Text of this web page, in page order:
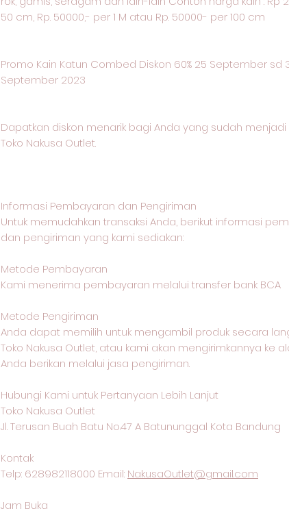
50 cm, Rp. 50000,- per 1 M atau Rp. 50000- per 100 cm
Promo Kain Katun Combed Diskon 60% 25 September sd
September 2023
Dapatkan diskon menarik bagi Anda yang sudah
Toko Nakusa Outlet.
Informasi Pembayaran dan Pengiriman
Untuk memudahkan transaksi Anda, berikut informasi
dan pengiriman yang kami sediakan:
Metode Pembayaran
Kami menerima pembayaran melalui transfer bank BCA
Metode Pengiriman
Anda dapat memilih untuk mengambil produk secara
Toko Nakusa Outlet, atau kami akan mengirimkannya ke
Anda berikan melalui jasa pengiriman.
Hubungi Kami untuk Pertanyaan Lebih Lanjut
Toko Nakusa Outlet
Jl. Terusan Buah Batu No.47 A Batununggal Kota Bandung
Kontak
Telp: 628982118000 Email: NakusaOutlet@gmail.com
Jam Buka